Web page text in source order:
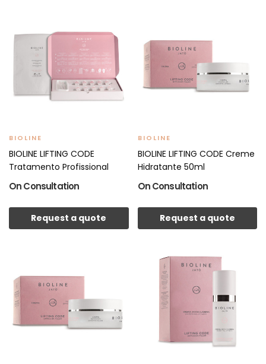
BIOLINE
BIOLINE LIFTING CODE
Tratamento Profissional
On Consultation
Request a quote
BIOLINE
BIOLINE LIFTING CODE Creme
Hidratante 50ml
On Consultation
Request a quote